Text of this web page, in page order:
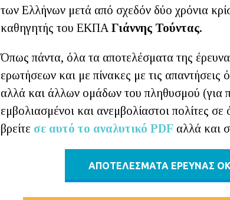
των Ελλήνων μετά από σχεδόν δύο χρόνια
καθηγητής του ΕΚΠΑ Γιάννης Τούντας.
Όπως πάντα, όλα τα αποτελέσματα της
ερωτήσεων και με πίνακες με τις
αλλά και άλλων ομάδων του πληθυσμού (για
εμβολιασμένοι και ανεμβολίαστοι πολίτες σε
βρείτε σε αυτό το αναλυτικό PDF αλλά και
ΑΠΟΤΕΛΕΣΜΑΤΑ ΕΡΕΥΝΑΣ